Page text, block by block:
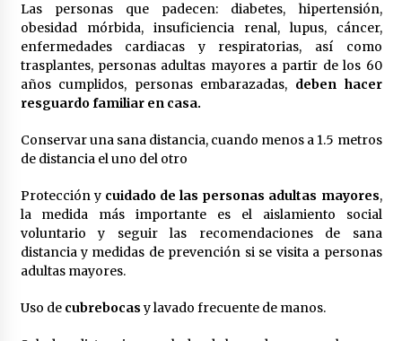
Trump asegura que barcos cargados de
petróleo están empezando a salir de Ormuz
2 meses atrás
México libraría posible arancel de EE.UU. en
85% de sus exportaciones
Las personas que padecen: diabetes, hipertensión,
obesidad mórbida, insuficiencia renal, lupus, cáncer,
enfermedades cardiacas y respiratorias, así como
trasplantes, personas adultas mayores a partir de los 60
años cumplidos, personas embarazadas, deben hacer
resguardo familiar en casa.
Conservar una sana distancia, cuando menos a 1.5 metros
de distancia el uno del otro
Protección y cuidado de las personas adultas mayores,
la medida más importante es el aislamiento social
voluntario y seguir las recomendaciones de sana
distancia y medidas de prevención si se visita a personas
adultas mayores.
Uso de cubrebocasy lavado frecuente de manos.